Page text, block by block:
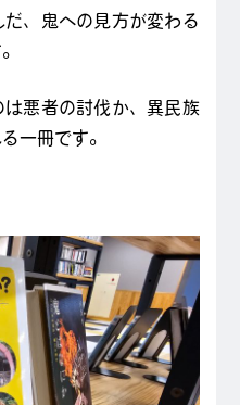
、鬼への見方が変わる
悪者の討伐か、異民族
一冊です。